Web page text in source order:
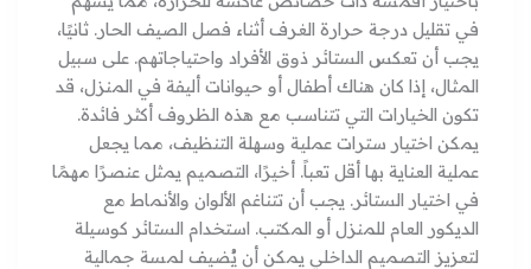
في تقليل درجة حرارة الغرف أثناء فصل الصيف الحار. ثانيًا،
يجب أن تعكس الستائر ذوق الأفراد واحتياجاتهم. على سبيل
المثال، إذا كان هناك أطفال أو حيوانات أليفة في المنزل، قد
تكون الخيارات التي تتناسب مع هذه الظروف أكثر فائدة.
يمكن اختيار سترات عملية وسهلة التنظيف، مما يجعل
عملية العناية بها أقل تعباً. أخيرًا، التصميم يمثل عنصرًا مهمًا
في اختيار الستائر. يجب أن تتناغم الألوان والأنماط مع
الديكور العام للمنزل أو المكتب. استخدام الستائر كوسيلة
لتعزيز التصميم الداخلي يمكن أن يُضيف لمسة جمالية